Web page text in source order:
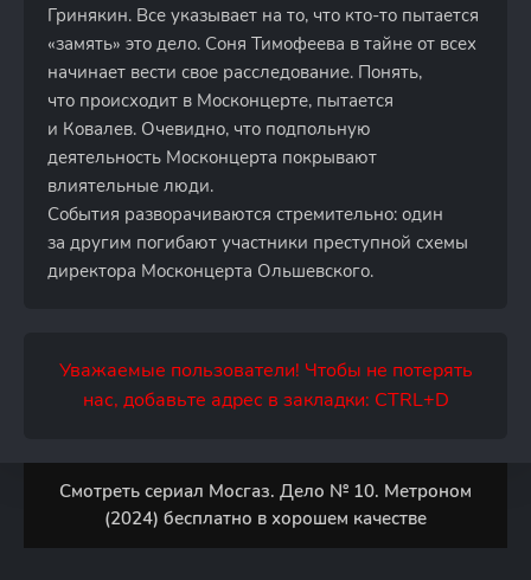
Гринякин. Все указывает на то, что кто-то пытается
«замять» это дело. Соня Тимофеева в тайне от всех
начинает вести свое расследование. Понять,
что происходит в Москонцерте, пытается
и Ковалев. Очевидно, что подпольную
деятельность Москонцерта покрывают
влиятельные люди.
События разворачиваются стремительно: один
за другим погибают участники преступной схемы
директора Москонцерта Ольшевского.
Уважаемые пользователи! Чтобы не потерять
нас, добавьте адрес в закладки: CTRL+D
Смотреть сериал Мосгаз. Дело № 10. Метроном
(2024) бесплатно в хорошем качестве